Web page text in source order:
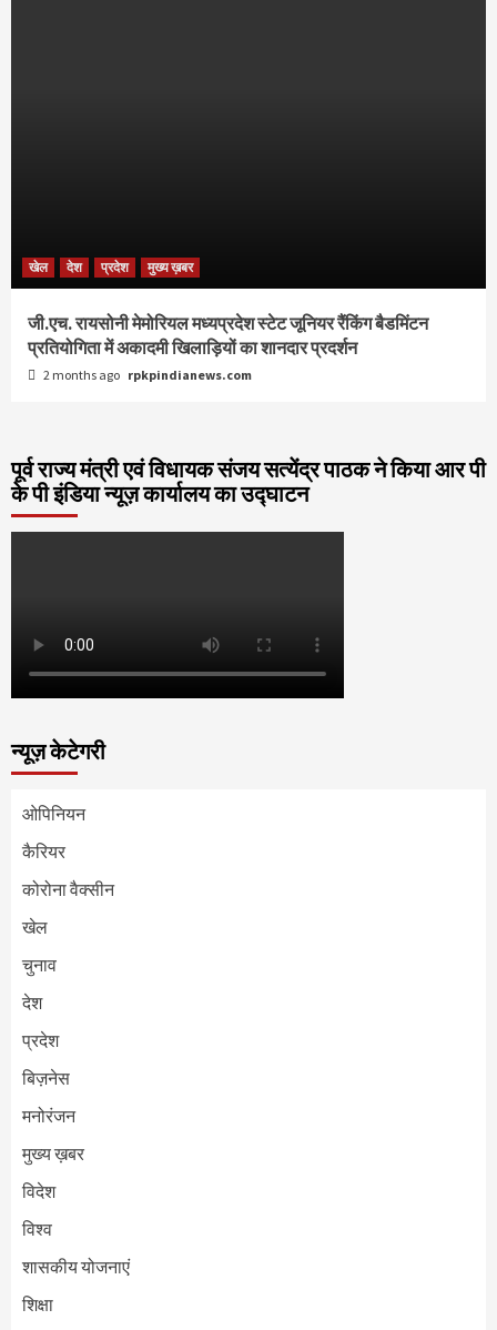
खेल देश प्रदेश मुख्य ख़बर
जी.एच. रायसोनी मेमोरियल मध्यप्रदेश स्टेट जूनियर रैंकिंग बैडमिंटन
प्रतियोगिता में अकादमी खिलाड़ियों का शानदार प्रदर्शन
2 months ago rpkpindianews.com
पूर्व राज्य मंत्री एवं विधायक संजय सत्येंद्र पाठक ने किया आर पी
के पी इंडिया न्यूज़ कार्यालय का उद्घाटन
न्यूज़ केटेगरी
ओपिनियन
कैरियर
कोरोना वैक्सीन
खेल
चुनाव
देश
प्रदेश
बिज़नेस
मनोरंजन
मुख्य ख़बर
विदेश
विश्व
शासकीय योजनाएं
शिक्षा